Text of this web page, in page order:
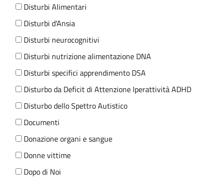
Disturbi Alimentari
Disturbi d'Ansia
Disturbi neurocognitivi
Disturbi nutrizione alimentazione DNA
Disturbi specifici apprendimento DSA
Disturbo da Deficit di Attenzione Iperattività ADHD
Disturbo dello Spettro Autistico
Documenti
Donazione organi e sangue
Donne vittime
Dopo di Noi